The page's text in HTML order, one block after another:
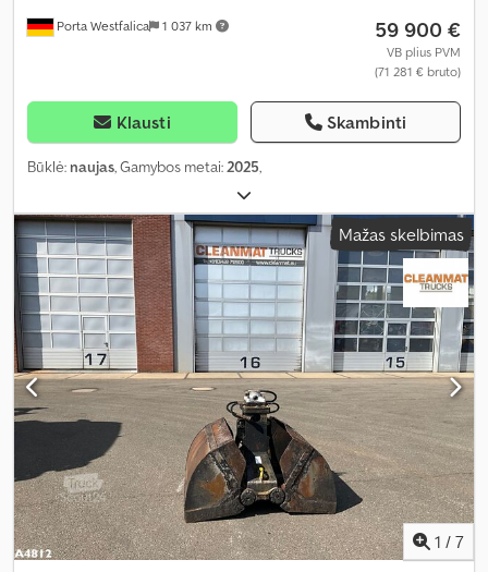
Porta Westfalica 1 037 km 59 900 €
VB plius PVM
(71 281 € bruto)
Klausti Skambinti
Būklė: naujas, Gamybos metai:2025,
Mažas skelbimas
1 / 7